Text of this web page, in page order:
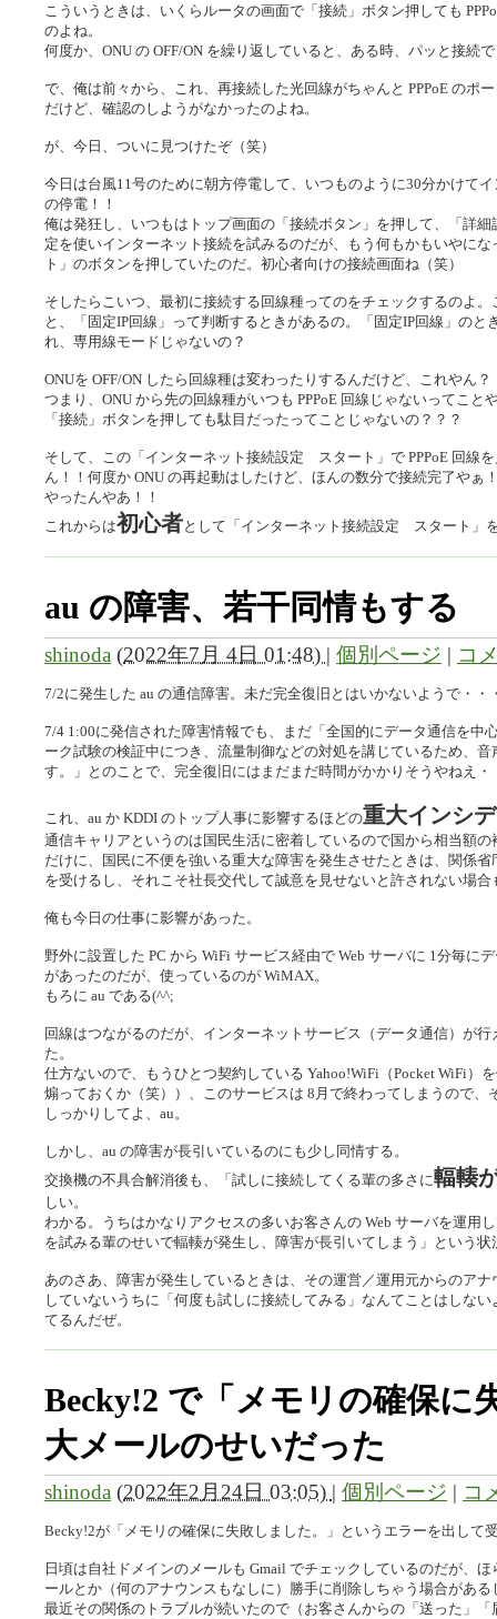
こういうときは、いくらルータの画面で「接続」ボタン押しても
のよね。
何度か、ONU の OFF/ON を繰り返していると、ある時、パッと接続
で、俺は前々から、これ、再接続した光回線がちゃんと PPPoE のポ
だけど、確認のしようがなかったのよね。
が、今日、ついに見つけたぞ（笑）
今日は台風11号のために朝方停電して、いつものように30分かけて
の停電！！
俺は発狂し、いつもはトップ画面の「接続ボタン」を押して、「詳
定を使いインターネット接続を試みるのだが、もう何もかもいやに
ト」のボタンを押していたのだ。初心者向けの接続画面ね（笑）
そしたらこいつ、最初に接続する回線種ってのをチェックするのよ
と、「固定IP回線」って判断するときがあるの。「固定IP回線」の
れ、専用線モードじゃないの？
ONUを OFF/ON したら回線種は変わったりするんだけど、これやん？
つまり、ONU から先の回線種がいつも PPPoE 回線じゃないってこ
「接続」ボタンを押しても駄目だったってことじゃないの？？？
そして、この「インターネット接続設定 スタート」で PPPoE 回線
ん！！何度か ONU の再起動はしたけど、ほんの数分で接続完了やぁ
やったんやあ！！
これからは初心者として「インターネット接続設定 スタート」
au の障害、若干同情もする
shinoda (2022年7月 4日 01:48) | 個別ページ | コ
7/2に発生した au の通信障害。未だ完全復旧とはいかないようで・・
7/4 1:00に発信された障害情報でも、まだ「全国的にデータ通信を中
ーク試験の検証中につき、流量制御などの対処を講じているため、
す。」とのことで、完全復旧にはまだまだ時間がかかりそうやねえ・
これ、au か KDDI のトップ人事に影響するほどの重大インシ
通信キャリアというのは国民生活に密着しているので国から相当額
だけに、国民に不便を強いる重大な障害を発生させたときは、関係
を受けるし、それこそ社長交代して誠意を見せないと許されない場合
俺も今日の仕事に影響があった。
野外に設置した PC から WiFi サービス経由で Web サーバに 1分毎に
があったのだが、使っているのが WiMAX。
もろに au である(^^;
回線はつながるのだが、インターネットサービス（データ通信）が行
た。
仕方ないので、もうひとつ契約している Yahoo!WiFi（Pocket WiFi）
煽っておくか（笑））、このサービスは 8月で終わってしまうので
しっかりしてよ、au。
しかし、au の障害が長引いているのにも少し同情する。
交換機の不具合解消後も、「試しに接続してくる輩の多さに輻輳
しい。
わかる。うちはかなりアクセスの多いお客さんの Web サーバを運用
を試みる輩のせいで輻輳が発生し、障害が長引いてしまう」という
あのさあ、障害が発生しているときは、その運営／運用元からのア
していないうちに「何度も試しに接続してみる」なんてことはしな
てるんだぜ。
Becky!2 で「メモリの確保に
大メールのせいだった
shinoda (2022年2月24日 03:05) | 個別ページ | コ
Becky!2が「メモリの確保に失敗しました。」というエラーを出して
日頃は自社ドメインのメールも Gmail でチェックしているのだが、
ールとか（何のアナウンスもなしに）勝手に削除しちゃう場合がある
最近その関係のトラブルが続いたので（お客さんからの「送った」